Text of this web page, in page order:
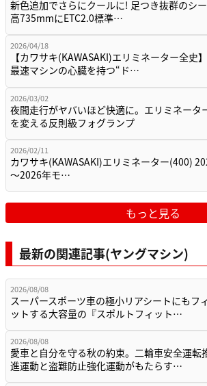
新色追加でさらにクールに! 足つき抜群のシ
高735mmにETC2.0標準…
2026/04/18
【カワサキ(KAWASAKI)エリミネーター全史】
最速マシンの心臓を持つ“ド…
2026/03/02
夜間走行がヤバいほど快適に。エリミネータ
を変える反則級フォグランプ
2026/02/11
カワサキ(KAWASAKI)エリミネーター(400)
～2026年モ…
もっと見る
最新の関連記事(ヤングマシン)
2026/08/08
スーパースポーツ車の極小リアシートにもフィ
ットする大容量の『スポルトフィット…
2026/08/08
愛車と自分を守る秋の約束。二輪車安全運転
進運動と盗難防止強化運動がもたらす…